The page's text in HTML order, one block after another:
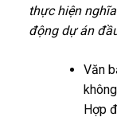
thực hiện
động dự án
Văn
Hợp